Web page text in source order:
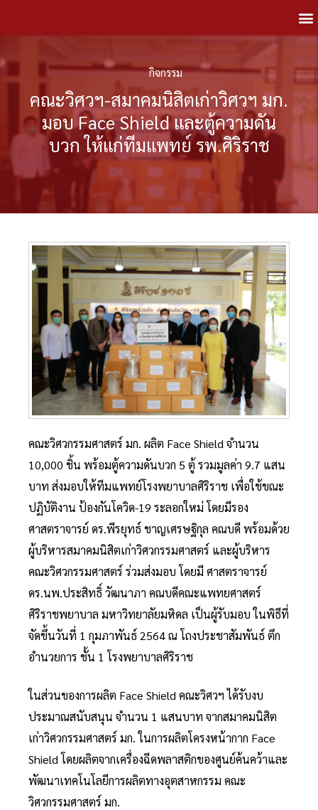
กิจกรรม
คณะวิศวฯ-สมาคมนิสิตเก่าวิศวฯ มก.
มอบ Face Shield และตู้ความดัน
บวก ให้แก่ทีมแพทย์ รพ.ศิริราช
คณะวิศวกรรมศาสตร์ มก. ผลิต Face Shield จำนวน
10,000 ชิ้น พร้อมตู้ความดันบวก 5 ตู้ รวมมูลค่า 9.7 แสน
บาท ส่งมอบให้ทีมแพทย์โรงพยาบาลศิริราช เพื่อใช้ขณะ
ปฏิบัติงาน ป้องกันโควิด-19 ระลอกใหม่ โดยมีรอง
ศาสตราจารย์ ดร.พีรยุทธ์ ชาญเศรษฐิกุล คณบดี พร้อมด้วย
ผู้บริหารสมาคมนิสิตเก่าวิศวกรรมศาสตร์ และผู้บริหาร
คณะวิศวกรรมศาสตร์ ร่วมส่งมอบ โดยมี ศาสตราจารย์
ดร.นพ.ประสิทธิ์ วัฒนาภา คณบดีคณะแพทยศาสตร์
ศิริราชพยาบาล มหาวิทยาลัยมหิดล เป็นผู้รับมอบ ในพิธีที่
จัดขึ้นวันที่ 1 กุมภาพันธ์ 2564 ณ โถงประชาสัมพันธ์ ตึก
อำนวยการ ชั้น 1 โรงพยาบาลศิริราช
ในส่วนของการผลิต Face Shield คณะวิศวฯ ได้รับงบ
ประมาณสนับสนุน จำนวน 1 แสนบาท จากสมาคมนิสิต
เก่าวิศวกรรมศาสตร์ มก. ในการผลิตโครงหน้ากาก Face
Shield โดยผลิตจากเครื่องฉีดพลาสติกของศูนย์ค้นคว้าและ
พัฒนาเทคโนโลยีการผลิตทางอุตสาหกรรม คณะ
วิศวกรรมศาสตร์ มก.